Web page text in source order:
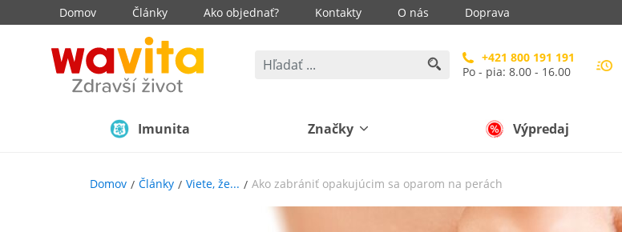
Domov Články Ako objednať? Kontakty O nás Doprava
+421 800 191 191
Po - pia: 8.00 - 16.00
Imunita Značky Výpredaj
Domov Články Viete, že... Ako zabrániť opakujúcim sa oparom na perách